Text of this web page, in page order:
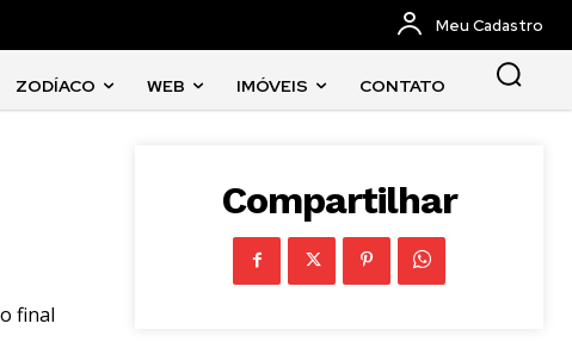
Meu Cadastro
ZODÍACO WEB IMÓVEIS CONTATO
final
Compartilhar